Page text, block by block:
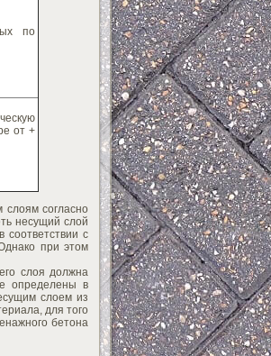
по
от +
слоям согласно
несущий слой
с
при этом
слоя должна
определены в
слоем из
для того
бетона